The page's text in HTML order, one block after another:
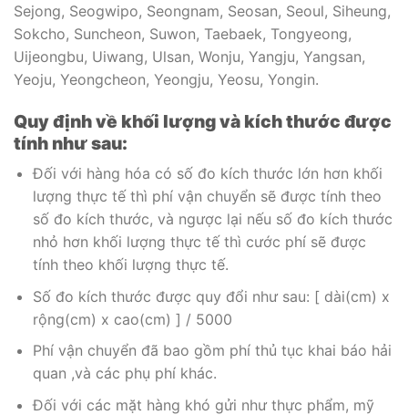
Sejong, Seogwipo, Seongnam, Seosan, Seoul, Siheung,
Sokcho, Suncheon, Suwon, Taebaek, Tongyeong,
Uijeongbu, Uiwang, Ulsan, Wonju, Yangju, Yangsan,
Yeoju, Yeongcheon, Yeongju, Yeosu, Yongin.
Quy định về khối lượng và kích thước được
tính như sau:
Đối với hàng hóa có số đo kích thước lớn hơn khối
lượng thực tế thì phí vận chuyển sẽ được tính theo
số đo kích thước, và ngược lại nếu số đo kích thước
nhỏ hơn khối lượng thực tế thì cước phí sẽ được
tính theo khối lượng thực tế.
Số đo kích thước được quy đổi như sau: [ dài(cm) x
rộng(cm) x cao(cm) ] / 5000
Phí vận chuyển đã bao gồm phí thủ tục khai báo hải
quan ,và các phụ phí khác.
Đối với các mặt hàng khó gửi như thực phẩm, mỹ